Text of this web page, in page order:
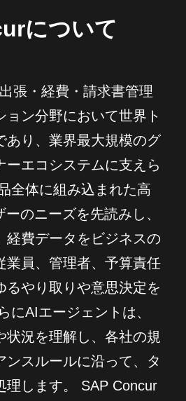
について
張・経費・請求書管理
ョン分野において世界ト
あり、業界最大規模のグ
ーエコシステムに支えら
全体に組み込まれた高
のニーズを先読みし、
経費データをビジネスの
業員、管理者、予算責任
るやり取りや意思決定を
にAIエージェントは、
状況を理解し、各社の規
ンスルールに沿って、タ
理します。 SAP Concur